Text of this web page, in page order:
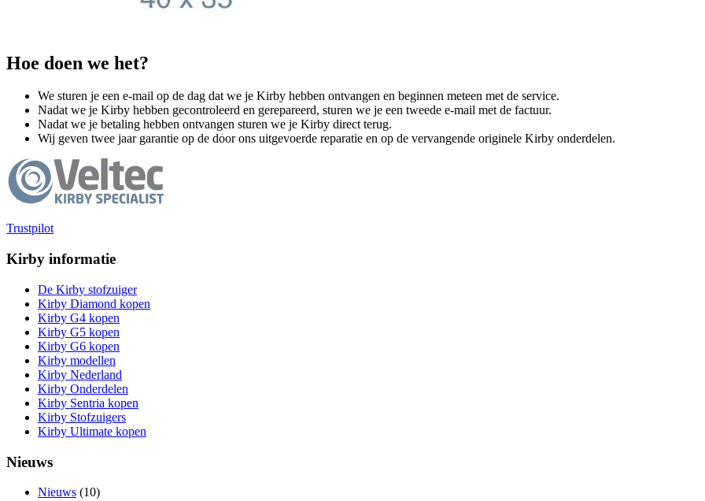
Hoe doen we het?
We sturen je een e-mail op de dag dat we je Kirby hebben ontvangen en beginnen meteen met de service.
Nadat we je Kirby hebben gecontroleerd en gerepareerd, sturen we je een tweede e-mail met de factuur.
Nadat we je betaling hebben ontvangen sturen we je Kirby direct terug.
Wij geven twee jaar garantie op de door ons uitgevoerde reparatie en op de vervangende originele Kirby onderdelen.
Trustpilot
Kirby informatie
De Kirby stofzuiger
Kirby Diamond kopen
Kirby G4 kopen
Kirby G5 kopen
Kirby G6 kopen
Kirby modellen
Kirby Nederland
Kirby Onderdelen
Kirby Sentria kopen
Kirby Stofzuigers
Kirby Ultimate kopen
Nieuws
Nieuws (10)